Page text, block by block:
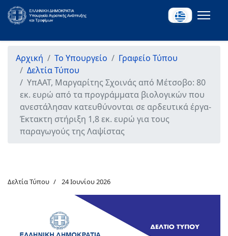
Αρχική Το Υπουργείο
Γραφείο Τύπου
Δελτία Τύπου
ΥπΑΑΤ, Μαργαρίτης Σχοινάς από Μέτσοβο: 80
εκ. ευρώ από τα προγράμματα βιολογικών που
ανεστάλησαν κατευθύνονται σε αρδευτικά έργα-
Έκτακτη στήριξη 1,8 εκ. ευρώ για τους
παραγωγούς της Λαψίστας
Δελτία Τύπου 24 Ιουνίου 2026